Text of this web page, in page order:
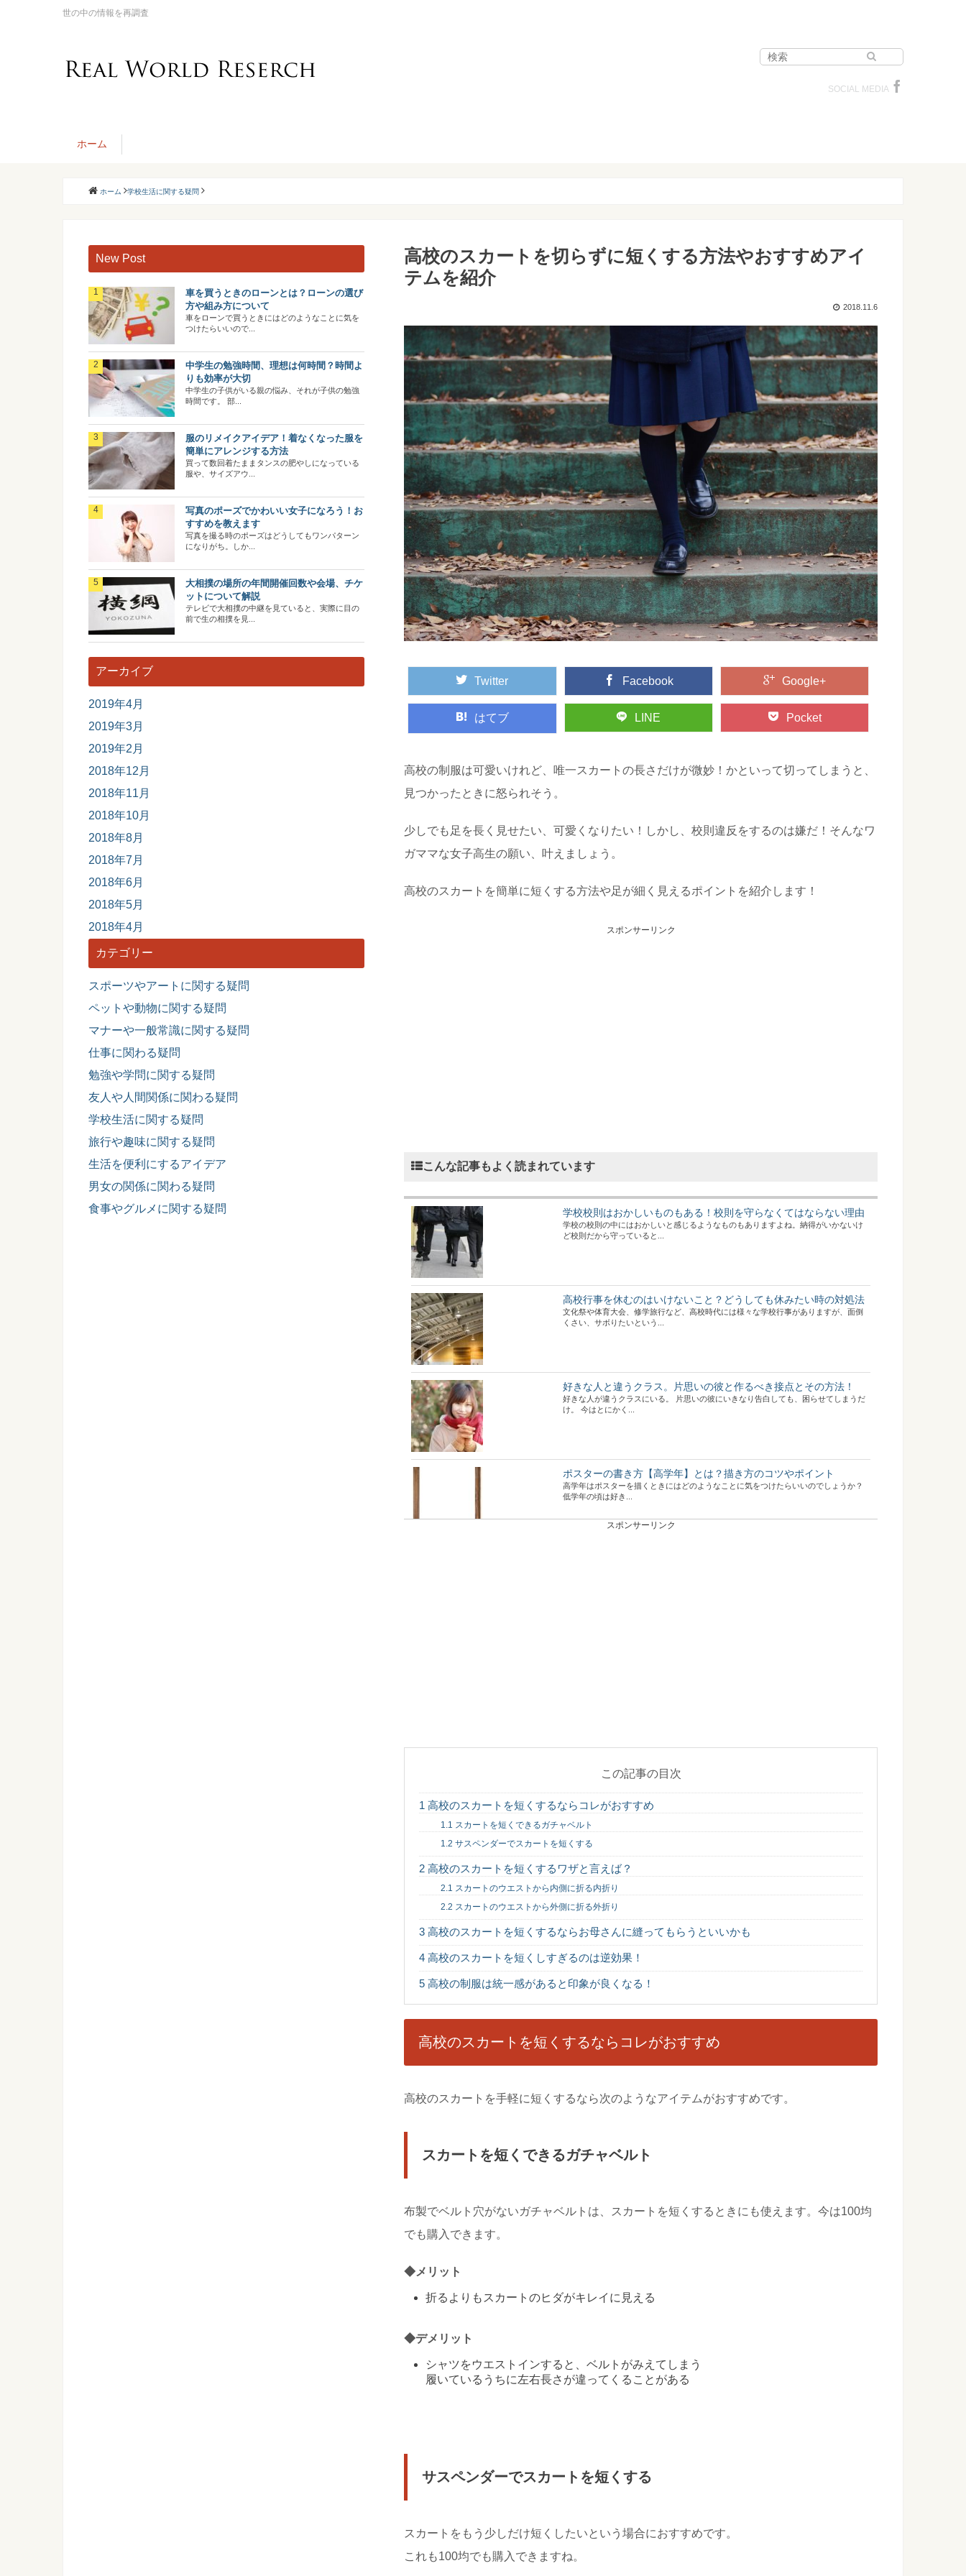
世の中の情報を再調査
SOCIAL MEDIA
ホーム
ホーム 学校生活に関する疑問
高校のスカートを切らずに短くする方法やおすすめアイ
テムを紹介
2018.11.6
Twitter Facebook Google+
はてブ LINE Pocket
高校の制服は可愛いけれど、唯一スカートの長さだけが微妙！かといって切ってしまうと、
見つかったときに怒られそう。
少しでも足を長く見せたい、可愛くなりたい！しかし、校則違反をするのは嫌だ！そんなワ
ガママな女子高生の願い、叶えましょう。
高校のスカートを簡単に短くする方法や足が細く見えるポイントを紹介します！
スポンサーリンク
こんな記事もよく読まれています
学校校則はおかしいものもある！校則を守らなくてはならない理由
学校の校則の中にはおかしいと感じるようなものもありますよね。納得がいかないけ
ど校則だから守っていると...
高校行事を休むのはいけないこと？どうしても休みたい時の対処法
文化祭や体育大会、修学旅行など、高校時代には様々な学校行事がありますが、面倒
くさい、サボりたいという...
好きな人と違うクラス。片思いの彼と作るべき接点とその方法！
好きな人が違うクラスにいる。 片思いの彼にいきなり告白しても、困らせてしまうだ
け。 今はとにかく...
ポスターの書き方【高学年】とは？描き方のコツやポイント
高学年はポスターを描くときにはどのようなことに気をつけたらいいのでしょうか？
低学年の頃は好き...
保育園に入園して間もない0歳児。発表会が近づいてくると、どんな出し物がいいのか
保育園に適した服装とは？0歳児は発達に合わせた服装で
最近は働くママも増えてきて、子どもが0歳児のうちから仕事に復帰する方も多いです
よね。 そこで気にな...
高校に行きたくないなら辛いときの対処法と自分を許すこと
高校に行きたくない！高校に行くことが辛いと感じている学生さんもたくさんいるこ
とでしょう。 では...
うか。 では、修学...
高校卒業後は就職するより大学に進学するという人が最近では多いかもしれません
ね。 では、高校卒業...
か？ 大学の先輩達は...
スポンサーリンク
この記事の目次
1 高校のスカートを短くするならコレがおすすめ
1.1 スカートを短くできるガチャベルト
1.2 サスペンダーでスカートを短くする
2 高校のスカートを短くするワザと言えば？
2.1 スカートのウエストから内側に折る内折り
2.2 スカートのウエストから外側に折る外折り
3 高校のスカートを短くするならお母さんに縫ってもらうといいかも
4 高校のスカートを短くしすぎるのは逆効果！
5 高校の制服は統一感があると印象が良くなる！
高校のスカートを短くするならコレがおすすめ
高校のスカートを手軽に短くするなら次のようなアイテムがおすすめです。
スカートを短くできるガチャベルト
布製でベルト穴がないガチャベルトは、スカートを短くするときにも使えます。今は100均
でも購入できます。
◆メリット
折るよりもスカートのヒダがキレイに見える
◆デメリット
シャツをウエストインすると、ベルトがみえてしまう
履いているうちに左右長さが違ってくることがある
サスペンダーでスカートを短くする
スカートをもう少しだけ短くしたいという場合におすすめです。
これも100均でも購入できますね。
New Post
車を買うときのローンとは？ローンの選び
方や組み方について
車をローンで買うときにはどのようなことに気を
つけたらいいので...
中学生の勉強時間、理想は何時間？時間よ
りも効率が大切
中学生の子供がいる親の悩み、それが子供の勉強
時間です。 部...
服のリメイクアイデア！着なくなった服を
簡単にアレンジする方法
買って数回着たままタンスの肥やしになっている
服や、サイズアウ...
写真のポーズでかわいい女子になろう！お
すすめを教えます
写真を撮る時のポーズはどうしてもワンパターン
になりがち。しか...
大相撲の場所の年間開催回数や会場、チケ
ットについて解説
テレビで大相撲の中継を見ていると、実際に目の
前で生の相撲を見...
アーカイブ
2019年4月
2019年3月
2019年2月
2018年12月
2018年11月
2018年10月
2018年8月
2018年7月
2018年6月
2018年5月
2018年4月
カテゴリー
スポーツやアートに関する疑問
ペットや動物に関する疑問
マナーや一般常識に関する疑問
仕事に関わる疑問
勉強や学問に関する疑問
友人や人間関係に関わる疑問
学校生活に関する疑問
旅行や趣味に関する疑問
生活を便利にするアイデア
男女の関係に関わる疑問
食事やグルメに関する疑問